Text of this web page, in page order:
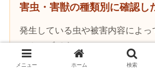
害虫・害獣の種類別に確認し
発生している虫や被害内容によっ
スムーズです。
メニュー ホーム 検索